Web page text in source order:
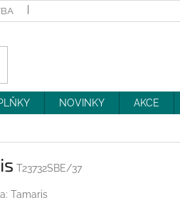
NOVINKY AKCE
T23732SBE/37
Tamaris